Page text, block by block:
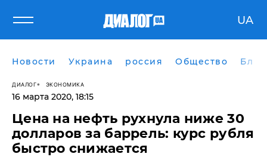
UA
Новости Украина россия Общество
ДИАЛОГ ЭКОНОМИКА
16 марта 2020, 18:15
Цена на нефть рухнула ниже 30
долларов за баррель: курс рубля
быстро снижается